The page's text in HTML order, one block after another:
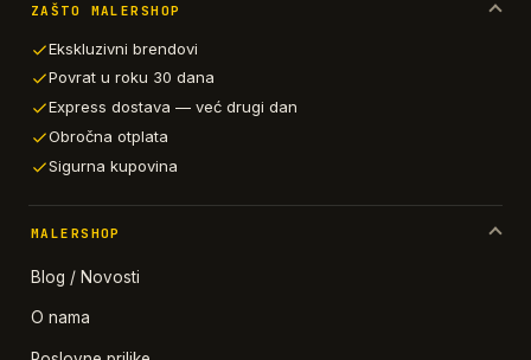
ZAŠTO MALERSHOP
Ekskluzivni brendovi
Povrat u roku 30 dana
Express dostava — već drugi dan
Obročna otplata
Sigurna kupovina
MALERSHOP
Blog / Novosti
O nama